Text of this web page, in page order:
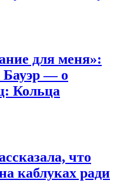
для меня»:
— о
Кольца
что
каблуках ради